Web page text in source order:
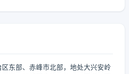
东部、赤峰市北部，地处大兴安岭